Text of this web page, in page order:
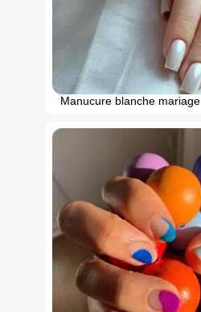
Manucure blanche mariage